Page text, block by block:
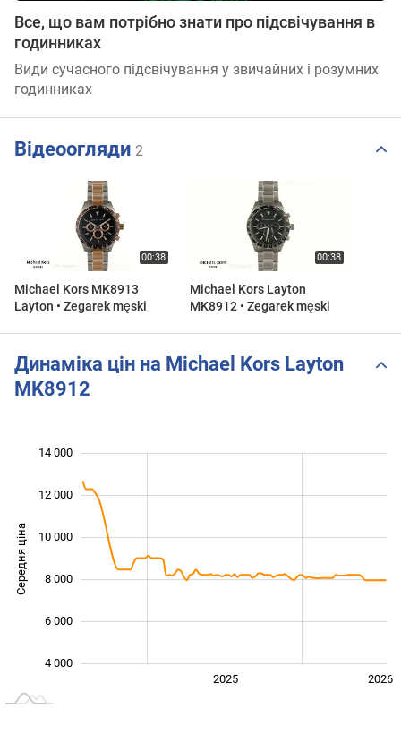
Все, що вам потрібно знати про підсвічування в
годинниках
Види сучасного підсвічування у звичайних і розумних
годинниках
Відеоогляди 2
Michael Kors MK8913
Layton • Zegarek męski
Michael Kors Layton
MK8912 • Zegarek męski
Динаміка цін на Michael Kors Layton
MK8912
Середня ціна
4 000
6 000
8 000
10 000
12 000
14 000
2025 2026